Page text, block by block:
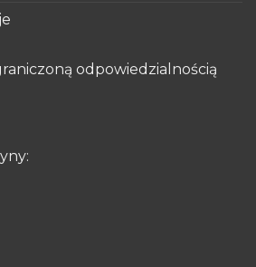
odpowiedzialnością